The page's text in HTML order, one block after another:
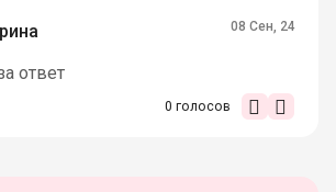
08 Сен, 24
ответ
0 голосов